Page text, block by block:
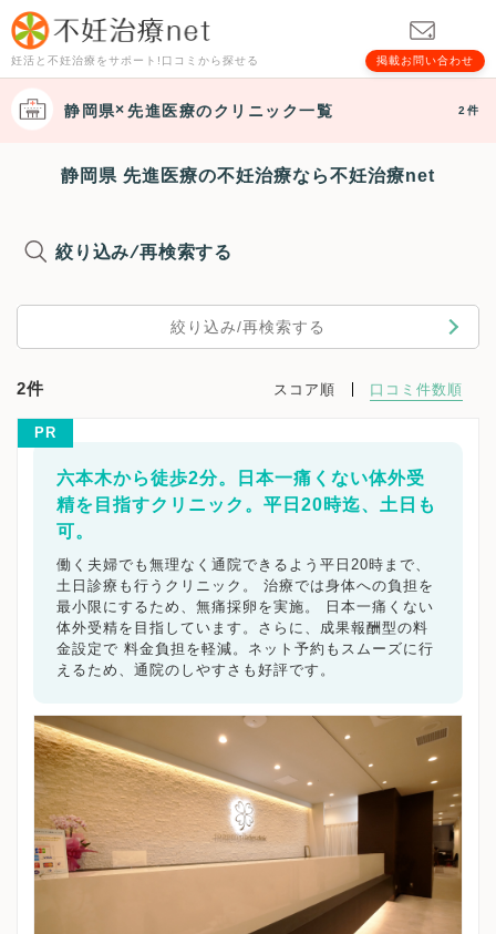
妊活と不妊治療をサポート!口コミから探せる 掲載お問い合わせ
静岡県 先進医療のクリニック一覧 2件
静岡県 先進医療の不妊治療なら不妊治療net
絞り込み/再検索する
絞り込み/再検索する
2件 スコア順 口コミ件数順
PR
六本木から徒歩2分。日本一痛くない体外受
精を目指すクリニック。平日20時迄、土日も
可。
働く夫婦でも無理なく通院できるよう平日20時まで、
土日診療も行うクリニック。 治療では身体への負担を
最小限にするため、無痛採卵を実施。 日本一痛くない
体外受精を目指しています。さらに、成果報酬型の料
金設定で 料金負担を軽減。ネット予約もスムーズに行
えるため、通院のしやすさも好評です。